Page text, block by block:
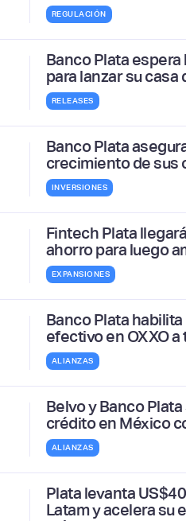
REGULACIÓN
Banco Plata
para lanzar su
RELEASES
Banco Plata
crecimiento de sus
INVERSIONES
Fintech Plata
ahorro para luego
EXPANSIONES
Banco Plata
efectivo en OXXO
ALIANZAS
Belvo y Banco
crédito en México
ALIANZAS
Plata levanta
Latam y acelera su